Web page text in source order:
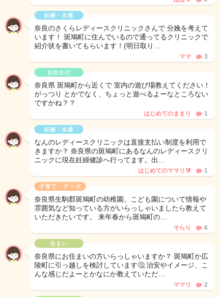
妊娠・出産
奈良のさくらレディースクリニックさんで 分娩を考えて
います！ 斑鳩町に住んでいるので通ってるクリニックで
紹介状を書いてもらいます！(明日取り…
ママ 3
お出かけ
奈良県 斑鳩町から近くで 室内の遊び場教えてください！
がっつり とかでなく、ちょっと遊べるよーなところない
ですかね？？
はじめてのままり 1
妊娠・出産
なんのレディースクリニックは直接支払い制度を利用で
きますか？ 奈良県の斑鳩町にあるなんのレディースクリ
ニックに現在妊婦健診へ行ってます。出…
はじめてのママリ🔰 1
子育て・グッズ
奈良県生駒郡斑鳩町の幼稚園、こども園について情報や
雰囲気など知っている方がいらっしゃいましたら教えて
いただきたいです。 来年春から斑鳩町の…
そらり 6
住まい
奈良県にお住まいの方いらっしゃいますか？ 斑鳩町か広
陵町に引っ越しを検討しています🤔 治安やイメージ、こ
んな感じだよーとかなにか教えていただ…
ママリ 2